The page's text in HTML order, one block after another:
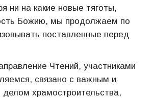
ни на какие новые тяготы,
Божию, мы продолжаем по
поставленные перед
Чтений, участниками
связано с важным и
делом храмостроительства,